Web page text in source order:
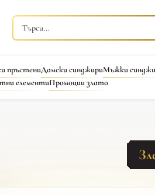
пръстениДамски синджириМъжки
елементиПромоции злато